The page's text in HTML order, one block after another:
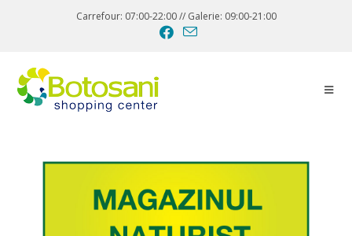
Carrefour: 07:00-22:00 // Galerie: 09:00-21:00